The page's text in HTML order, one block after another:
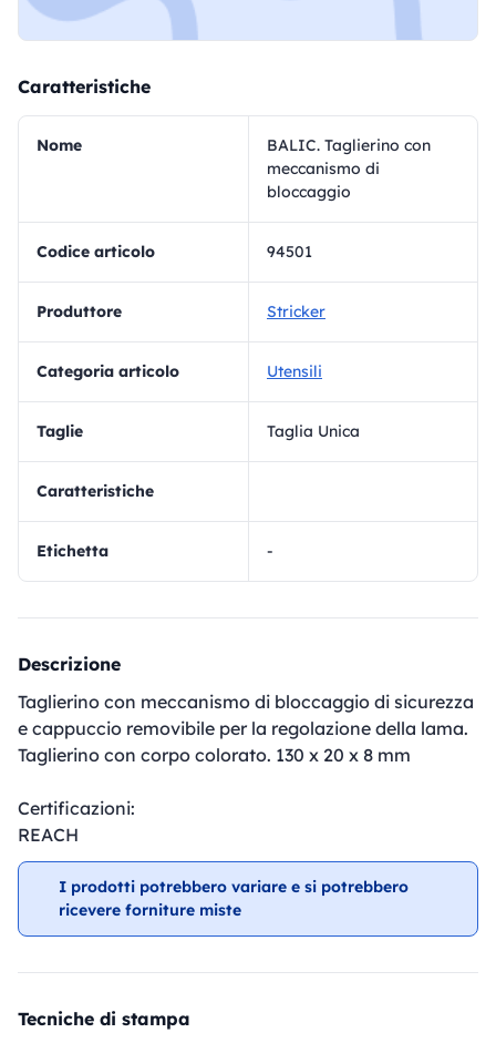
Caratteristiche
Nome
BALIC. Taglierino con
meccanismo di
bloccaggio
Codice articolo 94501
Produttore Stricker
Categoria articolo Utensili
Taglie Taglia Unica
Caratteristiche
Etichetta -
Descrizione
Taglierino con meccanismo di bloccaggio di sicurezza
e cappuccio removibile per la regolazione della lama.
Taglierino con corpo colorato. 130 x 20 x 8 mm
Certificazioni:
REACH
I prodotti potrebbero variare e si potrebbero
ricevere forniture miste
Tecniche di stampa